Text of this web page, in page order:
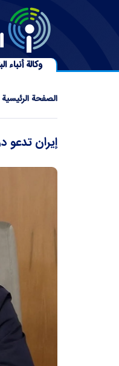
وكالة أنباء
الصفحة الرئیسیة
إيران تدعو